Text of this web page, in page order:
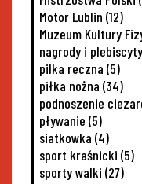
Motor Lublin (12)
Muzeum Kultury
nagrody i plebiscyty
pilka reczna (5)
piłka nożna (34)
podnoszenie
pływanie (5)
siatkowka (4)
sport kraśnicki (5)
sporty walki (27)